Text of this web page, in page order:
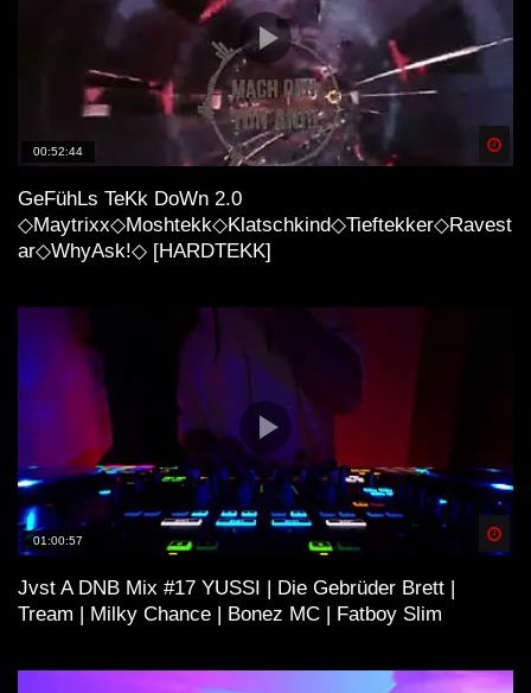
2020 [HARDTEKK]
MoshTekk – Die immer lacht
(Hardtekk)
HEtZEr – Frohes Fest. [HARDTEKK]
LIEBESKUMMER SET • 2021•
MAYTRIXX/KLATSCHKIND/TIEFTEKK
ER • U.V.M.
EntzugszKlinique & Cracky Koksberg –
Liveset @ Geile Teile Oster Stream
11.04.20
Hardtekk (wir tanzen im viereck)
SCHLEINI – NEW YEAR HARDTEKK
00:52:44
GeFühLs TeKk DoWn 2.0
◇Maytrixx◇Moshtekk◇Klatschkind◇Tieftekker◇Ravest
ar◇WhyAsk!◇ [HARDTEKK]
01:00:57
Jvst A DNB Mix #17 YUSSI | Die Gebrüder Brett |
Tream | Milky Chance | Bonez MC | Fatboy Slim